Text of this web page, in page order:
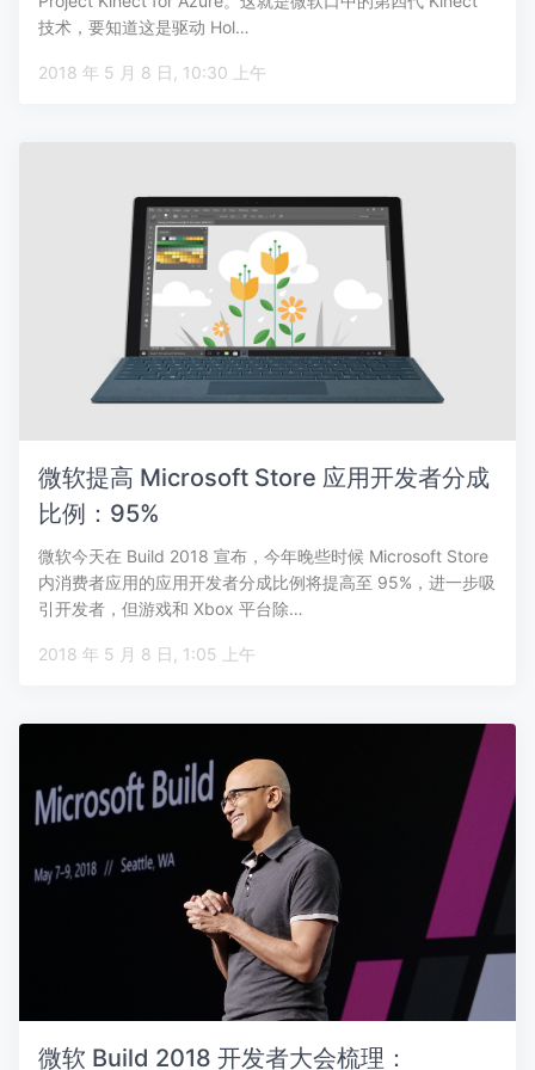
技术，要知道这是驱动 Hol…
2018 年 5 月 8 日, 10:30 上午
微软提高 Microsoft Store 应用开发者分成
比例：95%
微软今天在 Build 2018 宣布，今年晚些时候 Microsoft Store
内消费者应用的应用开发者分成比例将提高至 95%，进一步吸
引开发者，但游戏和 Xbox 平台除…
2018 年 5 月 8 日, 1:05 上午
微软 Build 2018 开发者大会梳理：